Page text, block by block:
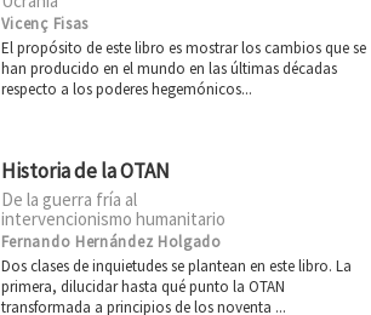
Vicenç Fisas
El propósito de este libro es mostrar los cambios que se
han producido en el mundo en las últimas décadas
respecto a los poderes hegemónicos...
Historia de la OTAN
De la guerra fría al
intervencionismo humanitario
Fernando Hernández Holgado
Dos clases de inquietudes se plantean en este libro. La
primera, dilucidar hasta qué punto la OTAN
transformada a principios de los noventa ...